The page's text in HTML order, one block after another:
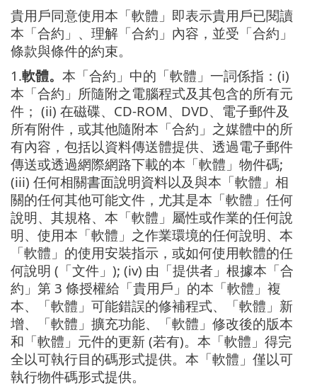
貴用戶同意使用本「軟體」即表示貴用戶已閱讀
本「合約」、理解「合約」內容，並受「合約」
條款與條件的約束。
1.軟體。 本「合約」中的「軟體」一詞係指：(i)
本「合約」所隨附之電腦程式及其包含的所有元
件； (ii) 在磁碟、CD-ROM、DVD、電子郵件及
所有附件，或其他隨附本「合約」之媒體中的所
有內容，包括以資料傳送體提供、透過電子郵件
傳送或透過網際網路下載的本「軟體」物件碼;
(iii) 任何相關書面說明資料以及與本「軟體」相
關的任何其他可能文件，尤其是本「軟體」任何
說明、其規格、本「軟體」屬性或作業的任何說
明、使用本「軟體」之作業環境的任何說明、本
「軟體」的使用安裝指示，或如何使用軟體的任
何說明 (「文件」); (iv) 由「提供者」根據本「合
約」第 3 條授權給「貴用戶」的本「軟體」複
本、「軟體」可能錯誤的修補程式、「軟體」新
增、「軟體」擴充功能、「軟體」修改後的版本
和「軟體」元件的更新 (若有)。本「軟體」得完
全以可執行目的碼形式提供。本「軟體」僅以可
執行物件碼形式提供。